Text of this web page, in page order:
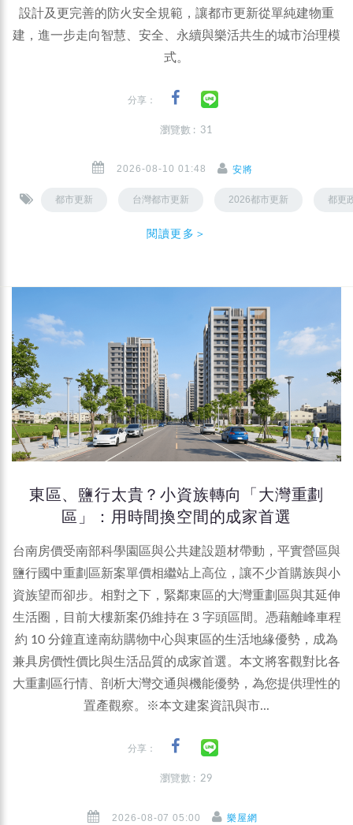
設計及更完善的防火安全規範，讓都市更新從單純建物重
建，進一步走向智慧、安全、永續與樂活共生的城市治理模
式。
分享：
瀏覽數 : 31
2026-08-10 01:48 安將
都市更新 台灣都市更新 2026都市更新 都更
閱讀更多＞
東區、鹽行太貴？小資族轉向「大灣重劃
區」：用時間換空間的成家首選
台南房價受南部科學園區與公共建設題材帶動，平實營區與
鹽行國中重劃區新案單價相繼站上高位，讓不少首購族與小
資族望而卻步。相對之下，緊鄰東區的大灣重劃區與其延伸
生活圈，目前大樓新案仍維持在 3 字頭區間。憑藉離峰車程
約 10 分鐘直達南紡購物中心與東區的生活地緣優勢，成為
兼具房價性價比與生活品質的成家首選。本文將客觀對比各
大重劃區行情、剖析大灣交通與機能優勢，為您提供理性的
置產觀察。※本文建案資訊與市...
分享：
瀏覽數 : 29
2026-08-07 05:00 樂屋網